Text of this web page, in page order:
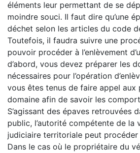
éléments leur permettant de se
moindre souci. Il faut dire qu’une
déchet selon les articles du code
Toutefois, il faudra suivre une
pouvoir procéder à l’enlèvement
d’abord, vous devez préparer les
nécessaires pour l’opération
vous êtes tenus de faire appel aux
domaine afin de savoir les
S’agissant des épaves retrouvées
public, l’autorité compétente de la
judiciaire territoriale peut procéder
Dans le cas où le propriétaire du